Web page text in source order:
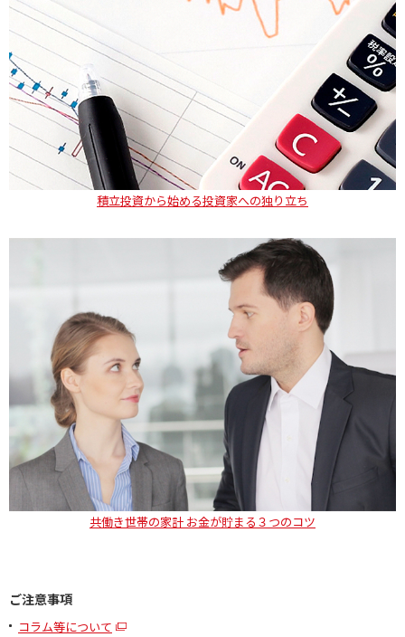
積立投資から始める投資家への独り立ち
共働き世帯の家計 お金が貯まる３つのコツ
ご注意事項
コラム等について